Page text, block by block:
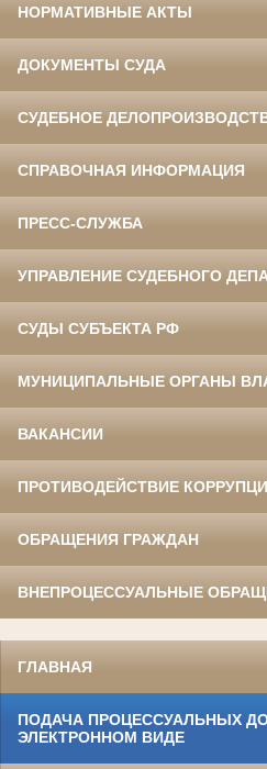
НОРМАТИВНЫЕ АКТЫ
ДОКУМЕНТЫ СУДА
СУДЕБНОЕ
СПРАВОЧНАЯ ИНФОРМАЦИЯ
ПРЕСС-СЛУЖБА
УПРАВЛЕНИЕ СУДЕБНОГО
СУДЫ СУБЪЕКТА РФ
МУНИЦИПАЛЬНЫЕ ОРГАНЫ
ВАКАНСИИ
ПРОТИВОДЕЙСТВИЕ
ОБРАЩЕНИЯ ГРАЖДАН
ВНЕПРОЦЕССУАЛЬНЫЕ
ГЛАВНАЯ
ПОДАЧА ПРОЦЕССУАЛЬНЫХ
ЭЛЕКТРОННОМ ВИДЕ